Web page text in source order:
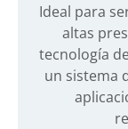
Ideal para
altas
tecnología
un sistema